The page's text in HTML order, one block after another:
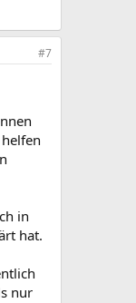
#7
in
hat.
nur